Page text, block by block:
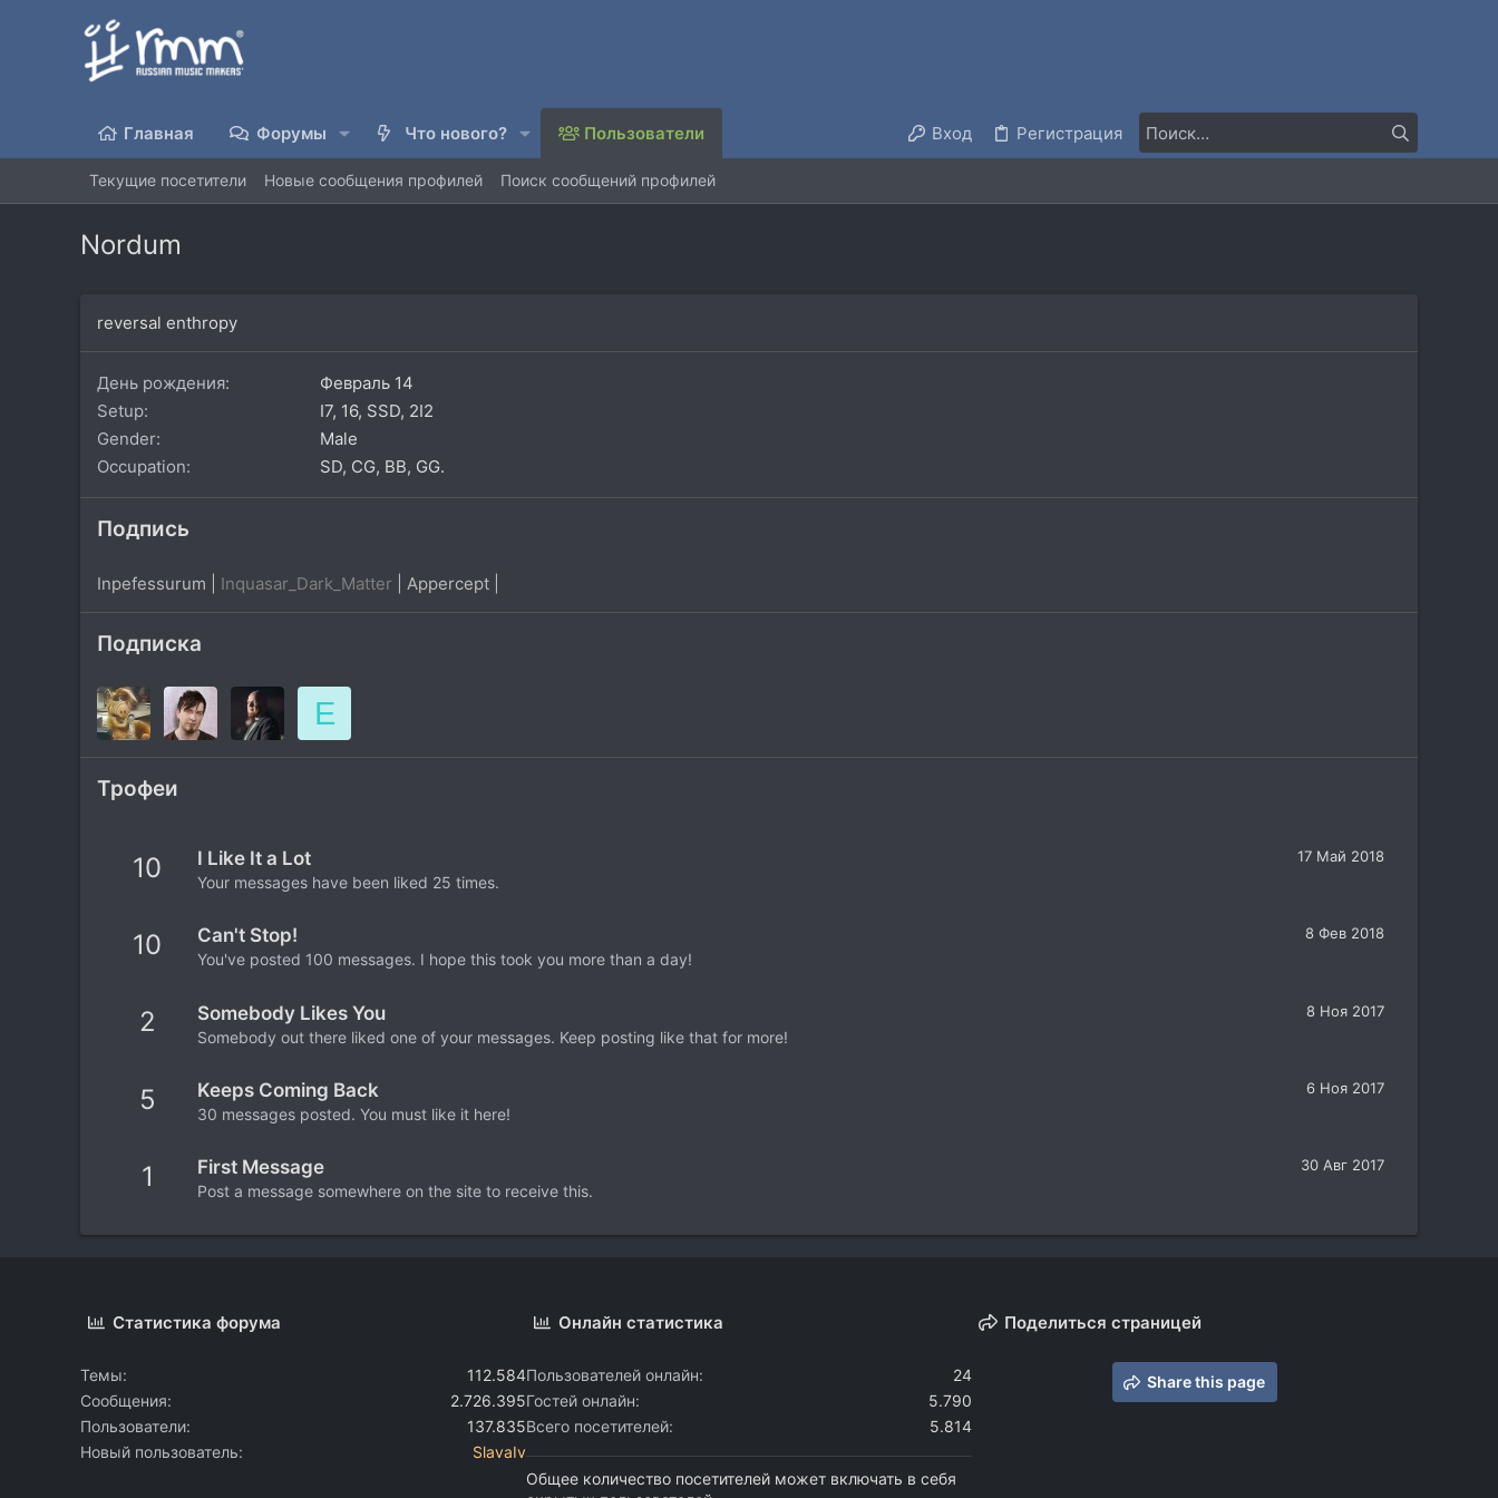
Главная Форумы Что нового? Пользователи Вход Регистрация
Текущие посетители Новые сообщения профилей Поиск сообщений профилей
Nordum
reversal enthropy
День рождения
Февраль 14
Setup
I7, 16, SSD, 2I2
Gender
Male
Occupation
SD, CG, BB, GG.
Подпись
Inpefessurum | Inquasar_Dark_Matter | Appercept |
Подписка
E
Трофеи
10 17 Май 2018
I Like It a Lot
Your messages have been liked 25 times.
10 8 Фев 2018
Can't Stop!
You've posted 100 messages. I hope this took you more than a day!
2 8 Ноя 2017
Somebody Likes You
Somebody out there liked one of your messages. Keep posting like that for more!
5 6 Ноя 2017
Keeps Coming Back
30 messages posted. You must like it here!
1 30 Авг 2017
First Message
Post a message somewhere on the site to receive this.
Статистика форума
Темы
112.584
Сообщения
2.726.395
Пользователи
137.835
Новый пользователь
SlavaIv
Онлайн статистика
Пользователей онлайн
24
Гостей онлайн
5.790
Всего посетителей
5.814
Общее количество посетителей может включать в себя
Поделиться страницей
Share this page